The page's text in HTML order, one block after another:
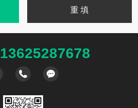
13625287678